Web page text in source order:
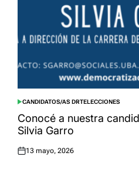
POSTED
IN
CANDIDATOS/AS DRTELECCIONES
Conocé a nuestra
Silvia Garro
Posted
13 mayo, 2026